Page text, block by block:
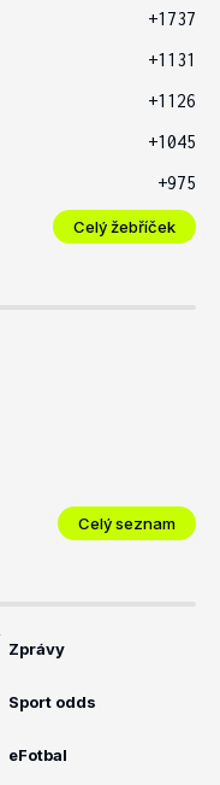
+1737
+1131
+1126
+1045
+975
Celý žebříček
Celý seznam
Zprávy
Sport odds
eFotbal